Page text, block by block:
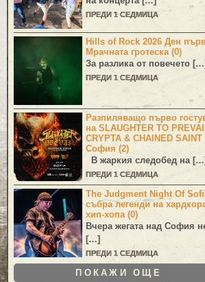
ПРЕДИ 1 СЕДМИЦА
Hills of Rock 2026 Ден
Мрачната гротеска (0)
За разлика от повечето […]
ПРЕДИ 1 СЕДМИЦА
Разпиляващо първо
на SLAUGHTER TO
CRYPTA & CHAINED SAINT
София (2)
В жаркия следобед на […]
ПРЕДИ 1 СЕДМИЦА
The Judgment Night Of
събра легенди на
хип-хопа (0)
Вчера жегата над София
[…]
ПРЕДИ 1 СЕДМИЦА
ПОКАЖИ ОЩЕ